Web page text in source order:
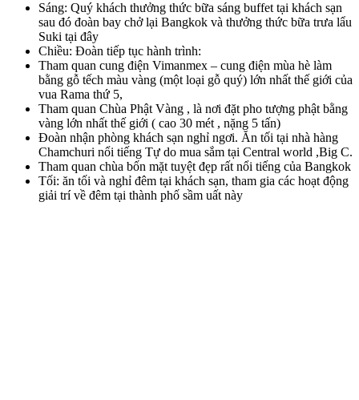
Sáng: Quý khách thưởng thức bữa sáng buffet tại khách sạn
sau đó đoàn bay chở lại Bangkok và thưởng thức bữa trưa lẩu
Suki tại đây
Chiều: Đoàn tiếp tục hành trình:
Tham quan cung điện Vimanmex – cung điện mùa hè làm
bằng gỗ tếch màu vàng (một loại gỗ quý) lớn nhất thế giới của
vua Rama thứ 5,
Tham quan Chùa Phật Vàng , là nơi đặt pho tượng phật bằng
vàng lớn nhất thế giới ( cao 30 mét , nặng 5 tấn)
Đoàn nhận phòng khách sạn nghỉ ngơi. Ăn tối tại nhà hàng
Chamchuri nổi tiếng Tự do mua sắm tại Central world ,Big C.
Tham quan chùa bốn mặt tuyệt đẹp rất nổi tiếng của Bangkok
Tối: ăn tối và nghỉ đêm tại khách sạn, tham gia các hoạt động
giải trí về đêm tại thành phố sầm uất này